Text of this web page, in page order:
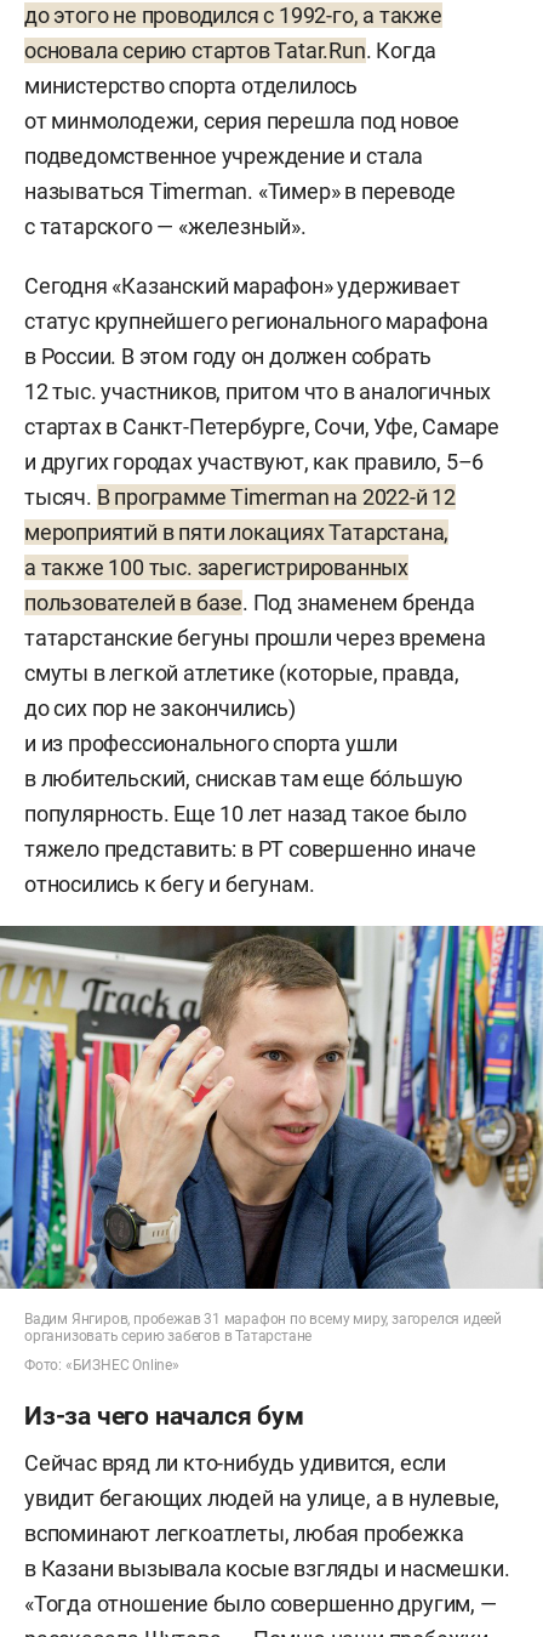
до этого не проводился с 1992-го, а также
основала серию стартов Tatar.Run. Когда
министерство спорта отделилось
от минмолодежи, серия перешла под новое
подведомственное учреждение и стала
называться Timerman. «Тимер» в переводе
с татарского — «железный».
Сегодня «Казанский марафон» удерживает
статус крупнейшего регионального марафона
в России. В этом году он должен собрать
12 тыс. участников, притом что в аналогичных
стартах в Санкт-Петербурге, Сочи, Уфе, Самаре
и других городах участвуют, как правило, 5–6
тысяч. В программе Timerman на 2022-й 12
мероприятий в пяти локациях Татарстана,
а также 100 тыс. зарегистрированных
пользователей в базе. Под знаменем бренда
татарстанские бегуны прошли через времена
смуты в легкой атлетике (которые, правда,
до сих пор не закончились)
и из профессионального спорта ушли
в любительский, снискав там еще бо́льшую
популярность. Еще 10 лет назад такое было
тяжело представить: в РТ совершенно иначе
относились к бегу и бегунам.
Вадим Янгиров, пробежав 31 марафон по всему миру, загорелся идеей
организовать серию забегов в Татарстане
Фото: «БИЗНЕС Online»
Из-за чего начался бум
Сейчас вряд ли кто-нибудь удивится, если
увидит бегающих людей на улице, а в нулевые,
вспоминают легкоатлеты, любая пробежка
в Казани вызывала косые взгляды и насмешки.
«Тогда отношение было совершенно другим, —